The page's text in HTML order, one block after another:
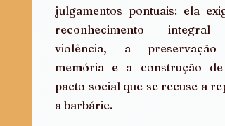
julgamentos pontuais: ela
reconhecimento integral
violência, a preservação
memória e a construção de
pacto social que se recuse a
a barbárie.